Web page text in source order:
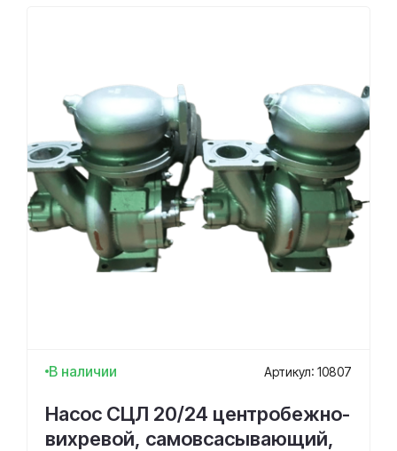
В наличии Артикул: 10807
Насос СЦЛ 20/24 центробежно-
вихревой, самовсасывающий,